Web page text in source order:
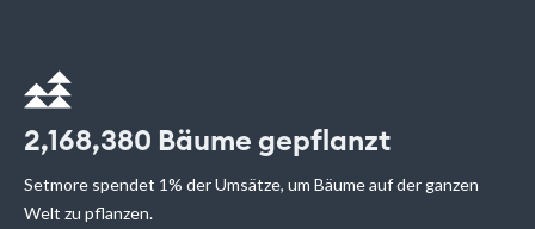
2,168,380 Bäume gepflanzt
Setmore spendet 1% der Umsätze, um Bäume auf der ganzen
Welt zu pflanzen.